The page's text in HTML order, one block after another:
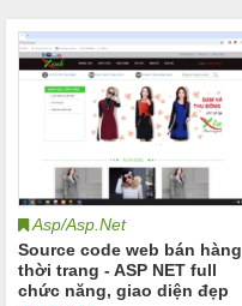
Asp/Asp.Net
Source code web bán hàng
thời trang - ASP NET full
chức năng, giao diện đẹp